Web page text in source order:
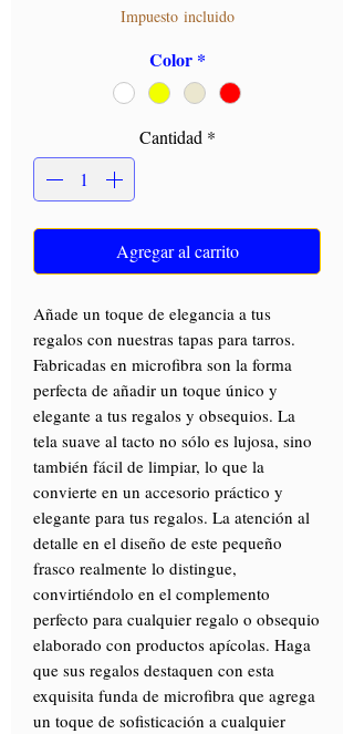
Impuesto incluido
Color *
Cantidad *
Agregar al carrito
Añade un toque de elegancia a tus
regalos con nuestras tapas para tarros.
Fabricadas en microfibra son la forma
perfecta de añadir un toque único y
elegante a tus regalos y obsequios. La
tela suave al tacto no sólo es lujosa, sino
también fácil de limpiar, lo que la
convierte en un accesorio práctico y
elegante para tus regalos. La atención al
detalle en el diseño de este pequeño
frasco realmente lo distingue,
convirtiéndolo en el complemento
perfecto para cualquier regalo o obsequio
elaborado con productos apícolas. Haga
que sus regalos destaquen con esta
exquisita funda de microfibra que agrega
un toque de sofisticación a cualquier